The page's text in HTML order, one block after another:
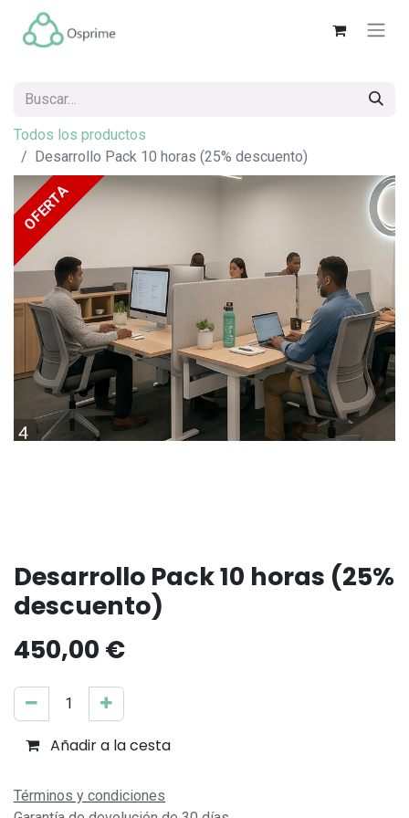
Todos los productos
Desarrollo Pack 10 horas (25% descuento)
OFERTA
Desarrollo Pack 10 horas (25%
descuento)
450,00 €
Añadir a la cesta
Términos y condiciones